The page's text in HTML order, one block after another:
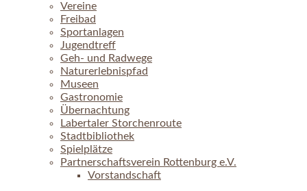
Vereine
Freibad
Sportanlagen
Jugendtreff
Geh- und Radwege
Naturerlebnispfad
Museen
Gastronomie
Übernachtung
Labertaler Storchenroute
Stadtbibliothek
Spielplätze
Partnerschaftsverein Rottenburg e.V.
Vorstandschaft